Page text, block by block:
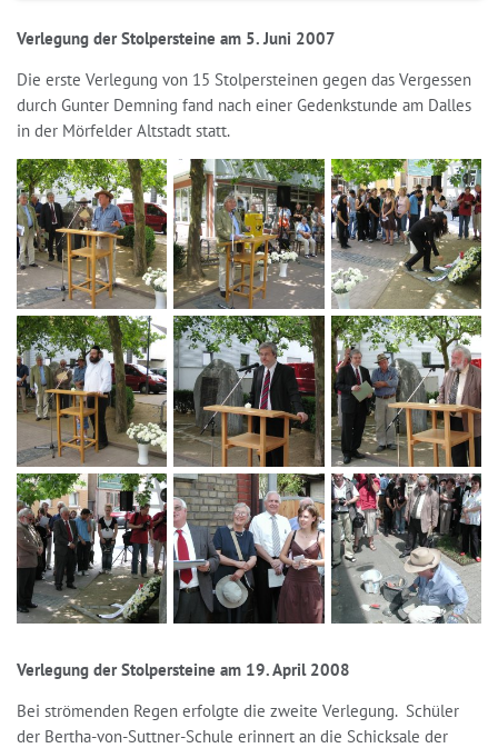
Verlegung der Stolpersteine am 5. Juni 2007
Die erste Verlegung von 15 Stolpersteinen gegen das Vergessen
durch Gunter Demning fand nach einer Gedenkstunde am Dalles
in der Mörfelder Altstadt statt.
Verlegung der Stolpersteine am 19. April 2008
Bei strömenden Regen erfolgte die zweite Verlegung. Schüler
der Bertha-von-Suttner-Schule erinnert an die Schicksale der